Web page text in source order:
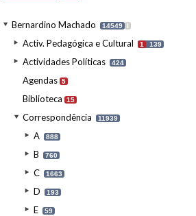
Bernardino Machado 14549 I
Activ. Pedagógica e Cultural 1 139
Actividades Políticas 424
Agendas 5
Biblioteca 15
Correspondência 11939
A 888
B 760
C 1663
D 193
E 59